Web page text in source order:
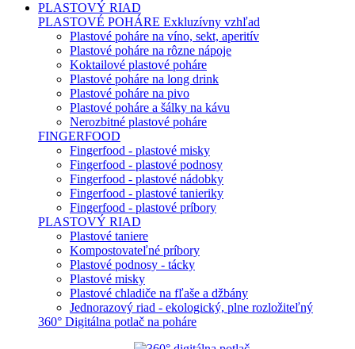
PLASTOVÝ RIAD
PLASTOVÉ POHÁRE Exkluzívny vzhľad
Plastové poháre na víno, sekt, aperitív
Plastové poháre na rôzne nápoje
Koktailové plastové poháre
Plastové poháre na long drink
Plastové poháre na pivo
Plastové poháre a šálky na kávu
Nerozbitné plastové poháre
FINGERFOOD
Fingerfood - plastové misky
Fingerfood - plastové podnosy
Fingerfood - plastové nádobky
Fingerfood - plastové tanieriky
Fingerfood - plastové príbory
PLASTOVÝ RIAD
Plastové taniere
Kompostovateľné príbory
Plastové podnosy - tácky
Plastové misky
Plastové chladiče na fľaše a džbány
Jednorazový riad - ekologický, plne rozložiteľný
360° Digitálna potlač na poháre